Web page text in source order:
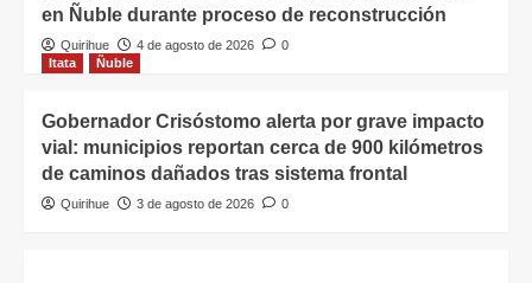
en Ñuble durante proceso de reconstrucción
Quirihue 4 de agosto de 2026
0
Itata
Ñuble
Gobernador Crisóstomo alerta por grave impacto
vial: municipios reportan cerca de 900 kilómetros
de caminos dañados tras sistema frontal
Quirihue 3 de agosto de 2026 0